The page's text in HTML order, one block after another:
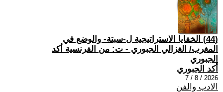
(44) الخفايا الاستراتيجية ل-سبتة- والوضع في
المغرب/ الغزالي الجبوري - ت: من الفرنسية أكد
الجبوري
أكد الجبوري
2026 / 8 / 7
الادب والفن